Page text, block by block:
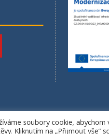
soubory cookie,
Kliknutím na „Přijmout vše“